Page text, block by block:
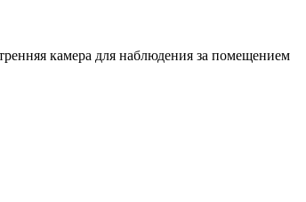
камера для наблюдения за помещением